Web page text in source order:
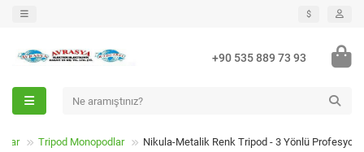
$
+90 535 889 73 93
Tripod Monopodlar Nikula-Metalik Renk Tripod - 3 Yönlü